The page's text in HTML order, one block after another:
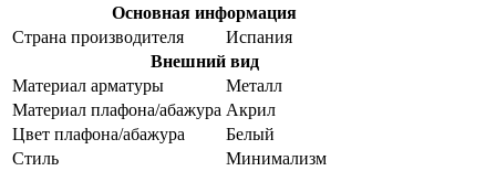
Основная информация
Страна производителя
Испания
Внешний вид
Материал арматуры
Металл
Материал плафона/абажура Акрил
Цвет плафона/абажура
Белый
Стиль
Минимализм